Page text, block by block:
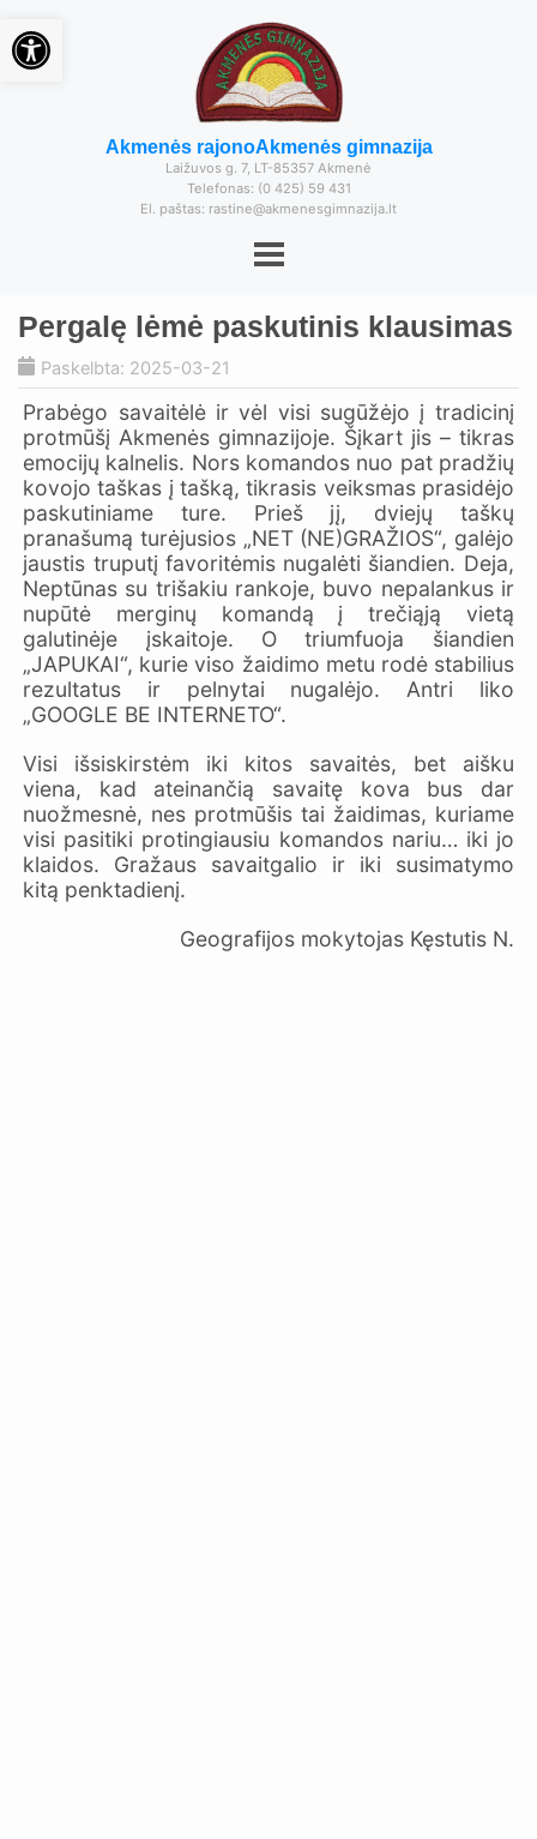
Akmenės rajonoAkmenės gimnazija
Laižuvos g. 7, LT-85357 Akmenė
Telefonas: (0 425) 59 431
El. paštas: rastine@akmenesgimnazija.lt
Pergalę lėmė paskutinis klausimas
Paskelbta: 2025-03-21
Prabėgo savaitėlė ir vėl visi sugūžėjo į tradicinį
protmūšį Akmenės gimnazijoje. Šįkart jis – tikras
emocijų kalnelis. Nors komandos nuo pat pradžių
kovojo taškas į tašką, tikrasis veiksmas prasidėjo
paskutiniame ture. Prieš jį, dviejų taškų
pranašumą turėjusios „NET (NE)GRAŽIOS“, galėjo
jaustis truputį favoritėmis nugalėti šiandien. Deja,
Neptūnas su trišakiu rankoje, buvo nepalankus ir
nupūtė merginų komandą į trečiąją vietą
galutinėje įskaitoje. O triumfuoja šiandien
„JAPUKAI“, kurie viso žaidimo metu rodė stabilius
rezultatus ir pelnytai nugalėjo. Antri liko
„GOOGLE BE INTERNETO“.
Visi išsiskirstėm iki kitos savaitės, bet aišku
viena, kad ateinančią savaitę kova bus dar
nuožmesnė, nes protmūšis tai žaidimas, kuriame
visi pasitiki protingiausiu komandos nariu… iki jo
klaidos. Gražaus savaitgalio ir iki susimatymo
kitą penktadienį.
Geografijos mokytojas Kęstutis N.
Open toolbar